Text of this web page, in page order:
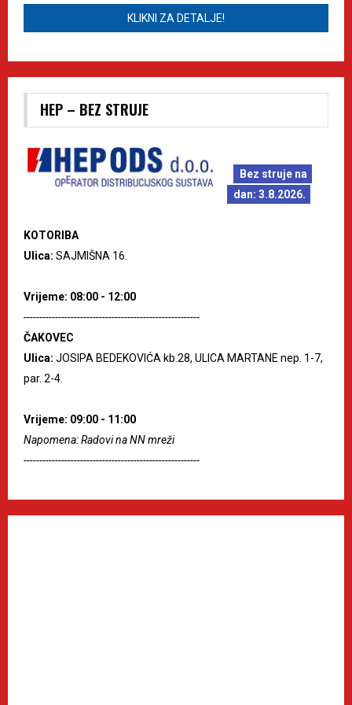
KLIKNI ZA DETALJE!
HEP – BEZ STRUJE
Bez struje na
dan: 3.8.2026.
KOTORIBA
Ulica: SAJMIŠNA 16.
Vrijeme: 08:00 - 12:00
--------------------------------------------------------
ČAKOVEC
Ulica: JOSIPA BEDEKOVIĆA kb.28, ULICA MARTANE nep. 1-7,
par. 2-4.
Vrijeme: 09:00 - 11:00
Napomena: Radovi na NN mreži
--------------------------------------------------------